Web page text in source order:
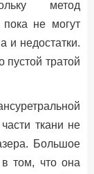
метод
не могут
и недостатки.
пустой тратой
ткани не
Большое
в том, что она